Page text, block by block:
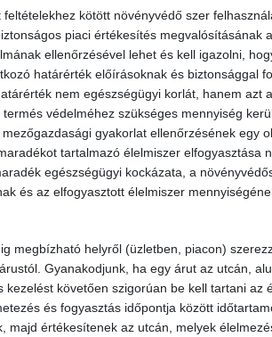
kötött növényvédő szer
piaci értékesítés megvalósításának
ellenőrzésével lehet és kell igazolni,
határérték előírásoknak és biztonsággal
nem egészségügyi korlát, hanem azt
védelméhez szükséges mennyiség
gyakorlat ellenőrzésének egy
tartalmazó élelmiszer elfogyasztása
egészségügyi kockázata, a
és az elfogyasztott élelmiszer
megbízható helyről (üzletben, piacon)
Gyanakodjunk, ha egy árut az utcán,
kezelést követően szigorúan be kell tartani az
és fogyasztás időpontja között
majd értékesítenek az utcán, melyek